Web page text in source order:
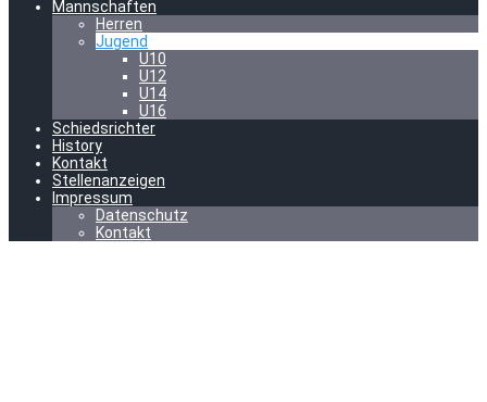
Mannschaften
Herren
Jugend
U10
U12
U14
U16
Schiedsrichter
History
Kontakt
Stellenanzeigen
Impressum
Datenschutz
Kontakt